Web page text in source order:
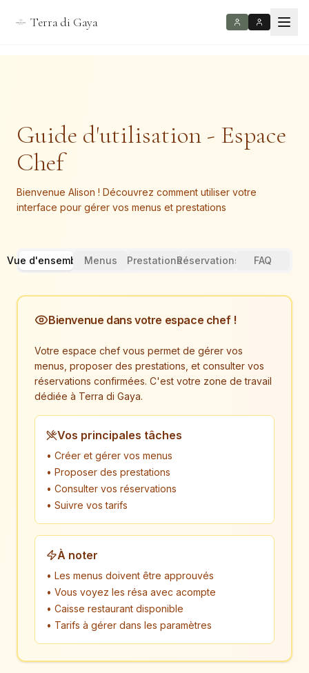
Terra di Gaya
Guide d'utilisation - Espace
Chef
Bienvenue Alison ! Découvrez comment utiliser votre
interface pour gérer vos menus et prestations
Vue d'ensembleMenus PrestationsRéservations FAQ
Bienvenue dans votre espace chef !
Votre espace chef vous permet de gérer vos
menus, proposer des prestations, et consulter vos
réservations confirmées. C'est votre zone de travail
dédiée à Terra di Gaya.
Vos principales tâches
• Créer et gérer vos menus
• Proposer des prestations
• Consulter vos réservations
• Suivre vos tarifs
À noter
• Les menus doivent être approuvés
• Vous voyez les résa avec acompte
• Caisse restaurant disponible
• Tarifs à gérer dans les paramètres